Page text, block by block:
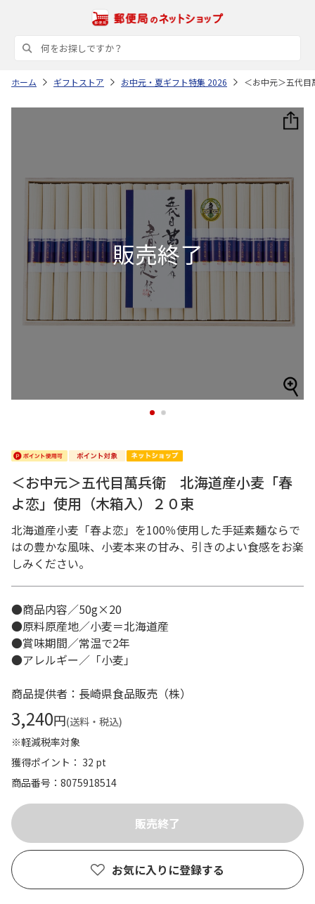
ホーム ギフトストア お中元・夏ギフト特集 2026 ＜お中元＞五代
1 2
＜お中元＞五代目萬兵衛 北海道産小麦「春
よ恋」使用（木箱入）２０束
北海道産小麦「春よ恋」を100％使用した手延素麺ならで
はの豊かな風味、小麦本来の甘み、引きのよい食感をお楽
しみください。
●商品内容／50g×20
●原料原産地／小麦＝北海道産
●賞味期間／常温で2年
●アレルギー／「小麦」
商品提供者：長崎県食品販売（株）
3,240円(送料・税込)
※軽減税率対象
獲得ポイント： 32 pt
商品番号
8075918514
お気に入りに登録する